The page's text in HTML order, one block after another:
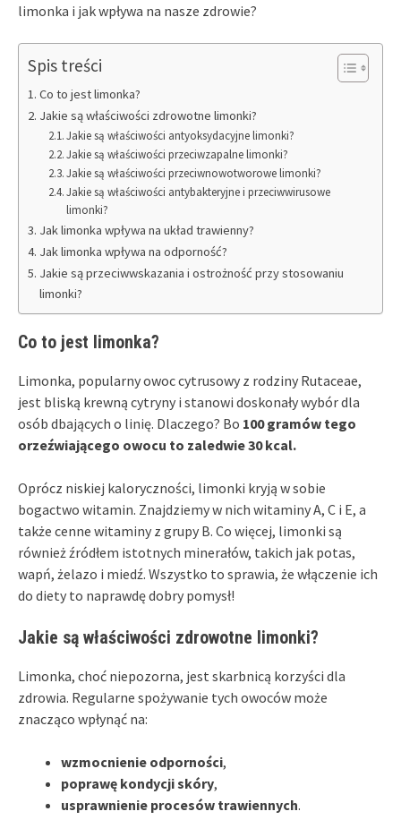
limonka i jak wpływa na nasze zdrowie?
Spis treści
Co to jest limonka?
Jakie są właściwości zdrowotne limonki?
Jakie są właściwości antyoksydacyjne limonki?
Jakie są właściwości przeciwzapalne limonki?
Jakie są właściwości przeciwnowotworowe limonki?
Jakie są właściwości antybakteryjne i przeciwwirusowe
limonki?
Jak limonka wpływa na układ trawienny?
Jak limonka wpływa na odporność?
Jakie są przeciwwskazania i ostrożność przy stosowaniu
limonki?
Co to jest limonka?
Limonka, popularny owoc cytrusowy z rodziny Rutaceae,
jest bliską krewną cytryny i stanowi doskonały wybór dla
osób dbających o linię. Dlaczego? Bo 100 gramów tego
orzeźwiającego owocu to zaledwie 30 kcal.
Oprócz niskiej kaloryczności, limonki kryją w sobie
bogactwo witamin. Znajdziemy w nich witaminy A, C i E, a
także cenne witaminy z grupy B. Co więcej, limonki są
również źródłem istotnych minerałów, takich jak potas,
wapń, żelazo i miedź. Wszystko to sprawia, że włączenie ich
do diety to naprawdę dobry pomysł!
Jakie są właściwości zdrowotne limonki?
Limonka, choć niepozorna, jest skarbnicą korzyści dla
zdrowia. Regularne spożywanie tych owoców może
znacząco wpłynąć na:
wzmocnienie odporności,
poprawę kondycji skóry,
usprawnienie procesów trawiennych.